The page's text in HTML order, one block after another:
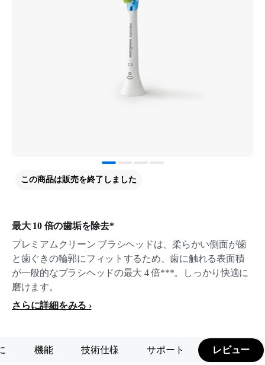
最大 10 倍の歯垢を除去*
プレミアムクリーン ブラシヘッドは、柔らかい側面が歯
と歯ぐきの輪郭にフィットするため、歯に触れる表面積
が一般的なブラシヘッドの最大 4 倍***。しっかり快適に
磨けます。
さらに詳細をみる
この商品は販売を終了しました
機能 技術仕様 サポート レビュー